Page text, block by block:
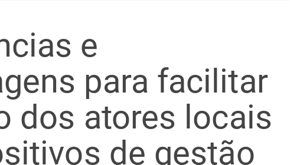
e
para facilitar
dos atores locais
de gestão